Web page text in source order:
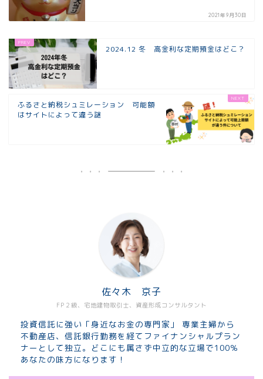
2021年9月30日
2024.12 冬 高金利な定期預金はどこ？
ふるさと納税シュミレーション 可能額
はサイトによって違う謎
FP２級、宅地建物取引士、資産形成コンサルタント
佐々木 京子
投資信託に強い「身近なお金の専門家」 専業主婦から
不動産店、信託銀行勤務を経てファイナンシャルプラン
ナーとして独立。どこにも属さず中立的な立場で100％
あなたの味方になります！